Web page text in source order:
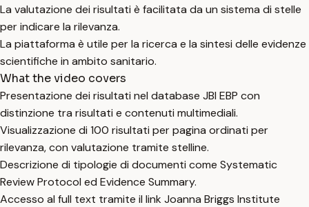
La valutazione dei risultati è facilitata da un sistema di stelle
per indicare la rilevanza.
La piattaforma è utile per la ricerca e la sintesi delle evidenze
scientifiche in ambito sanitario.
What the video covers
Presentazione dei risultati nel database JBI EBP con
distinzione tra risultati e contenuti multimediali.
Visualizzazione di 100 risultati per pagina ordinati per
rilevanza, con valutazione tramite stelline.
Descrizione di tipologie di documenti come Systematic
Review Protocol ed Evidence Summary.
Accesso al full text tramite il link Joanna Briggs Institute